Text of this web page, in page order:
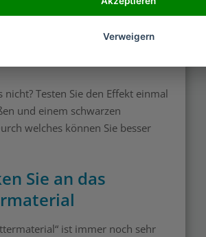
ist es unerträglich für die
nicht? Testen Sie den Effekt einmal
und einem schwarzen
welches können Sie besser
Sie an das
ist immer noch sehr
Verweigern